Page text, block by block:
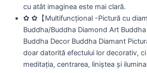
cu atât imaginea este mai clară.
✿ ✿【Multifuncțional -Pictură cu
Buddha/Buddha Diamond Art
Buddha Decor Buddha Diamant
doar datorită efectului lor decorativ,
meditația, centrarea, liniștea și